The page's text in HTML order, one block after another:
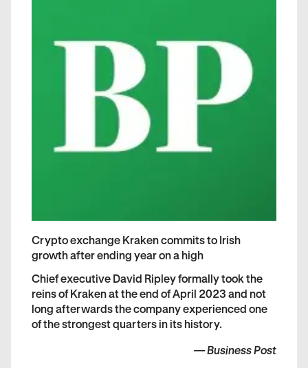
Crypto exchange Kraken commits to Irish
growth after ending year on a high
Chief executive David Ripley formally took the
reins of Kraken at the end of April 2023 and not
long afterwards the company experienced one
of the strongest quarters in its history.
—Business Post